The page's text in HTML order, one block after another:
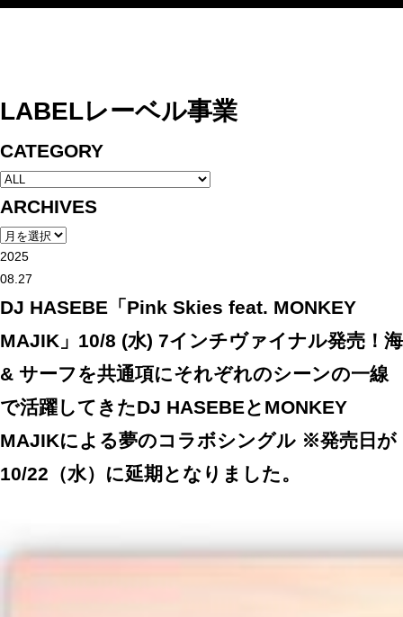
LABELレーベル事業
CATEGORY
ARCHIVES
2025
08.27
DJ HASEBE「Pink Skies feat. MONKEY
MAJIK」10/8 (水) 7インチヴァイナル発売！海
& サーフを共通項にそれぞれのシーンの一線
で活躍してきたDJ HASEBEとMONKEY
MAJIKによる夢のコラボシングル ※発売日が
10/22（水）に延期となりました。